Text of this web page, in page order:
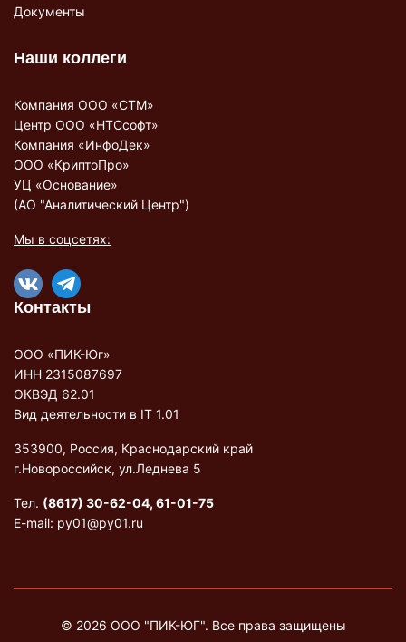
Документы
Наши коллеги
Компания ООО «СТМ»
Центр ООО «НТСсофт»
Компания «ИнфоДек»
ООО «КриптоПро»
УЦ «Основание»
(АО "Аналитический Центр")
Мы в соцсетях:
Контакты
ООО «ПИК-Юг»
ИНН 2315087697
ОКВЭД 62.01
Вид деятельности в IT 1.01
353900, Россия, Краснодарский край
г.Новороссийск, ул.Леднева 5
Тел. (8617) 30-62-04, 61-01-75
E-mail: py01@py01.ru
© 2026 ООО "ПИК-ЮГ". Все права защищены